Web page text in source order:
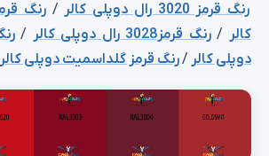
رنگ قرمز 3020 رال دوپلی کالر /
کالر / رنگ قرمز3028 رال دوپلی کالر /
دوپلی کالر /رنگ قرمز گلداسمیت دوپلی کالر